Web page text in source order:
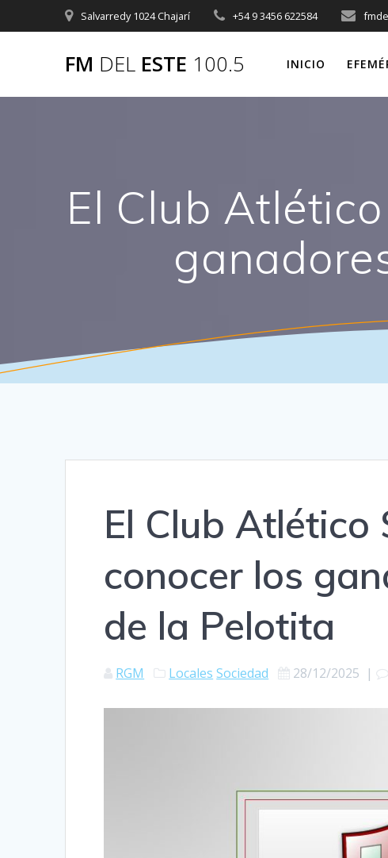
al
Salvarredy 1024 Chajarí +54 9 3456 622584
FM DEL ESTE 100.5 INICIO
El Club
El Club Atlético
conocer los
de la Pelotita
RGM Locales Sociedad 28/12/2025 |